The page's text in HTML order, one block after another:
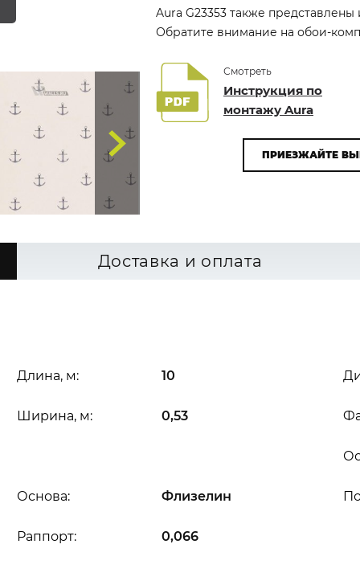
Aura G23353 также
Обратите внимание на обои-
Смотреть
Инструкция по
монтажу Aura
ПРИЕЗЖАЙТЕ
Доставка и оплата
Длина, м: 10
Ширина, м: 0,53
Раппорт: 0,066
Основа: Флизелин